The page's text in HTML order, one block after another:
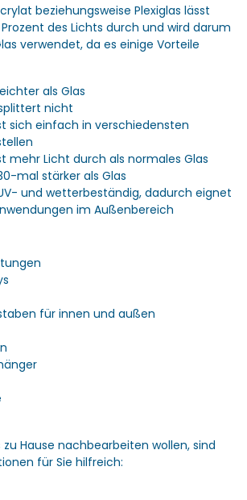
beziehungsweise Plexiglas lässt
des Lichts durch und wird darum
verwendet, da es einige Vorteile
als Glas
nicht
sich einfach in verschiedensten
mehr Licht durch als normales Glas
mal stärker als Glas
und wetterbeständig, dadurch eignet
im Außenbereich
für innen und außen
zu Hause nachbearbeiten wollen, sind
für Sie hilfreich: